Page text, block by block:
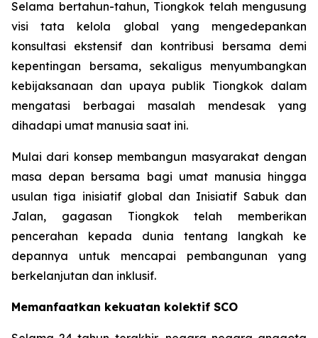
Selama bertahun-tahun, Tiongkok telah mengusung
visi tata kelola global yang mengedepankan
konsultasi ekstensif dan kontribusi bersama demi
kepentingan bersama, sekaligus menyumbangkan
kebijaksanaan dan upaya publik Tiongkok dalam
mengatasi berbagai masalah mendesak yang
dihadapi umat manusia saat ini.
Mulai dari konsep membangun masyarakat dengan
masa depan bersama bagi umat manusia hingga
usulan tiga inisiatif global dan Inisiatif Sabuk dan
Jalan, gagasan Tiongkok telah memberikan
pencerahan kepada dunia tentang langkah ke
depannya untuk mencapai pembangunan yang
berkelanjutan dan inklusif.
Memanfaatkan kekuatan kolektif SCO